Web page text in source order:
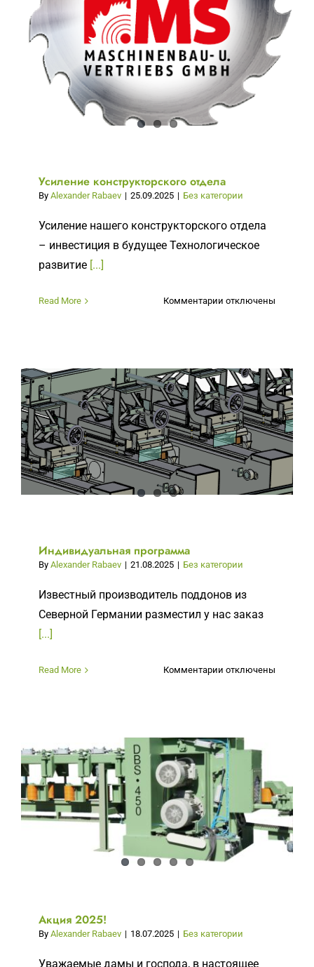
MS
Усиление конструкторского отдела
By Alexander Rabaev | 25.09.2025 | Без категории
Усиление нашего конструкторского отдела
– инвестиция в будущее Технологическое
развитие [...]
Read More Комментарии котключены
Индивидуальная программа
By Alexander Rabaev | 21.08.2025 | Без категории
Известный производитель поддонов из
Северной Германии разместил у нас заказ
[...]
Read More Комментарии котключены
Акция 2025!
By Alexander Rabaev | 18.07.2025 | Без категории
Уважаемые дамы и господа, в настоящее